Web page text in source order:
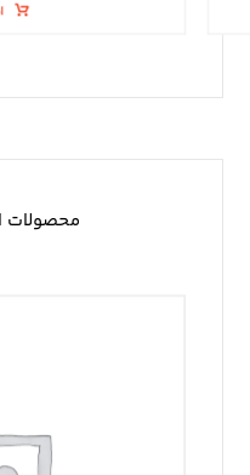
محصولات